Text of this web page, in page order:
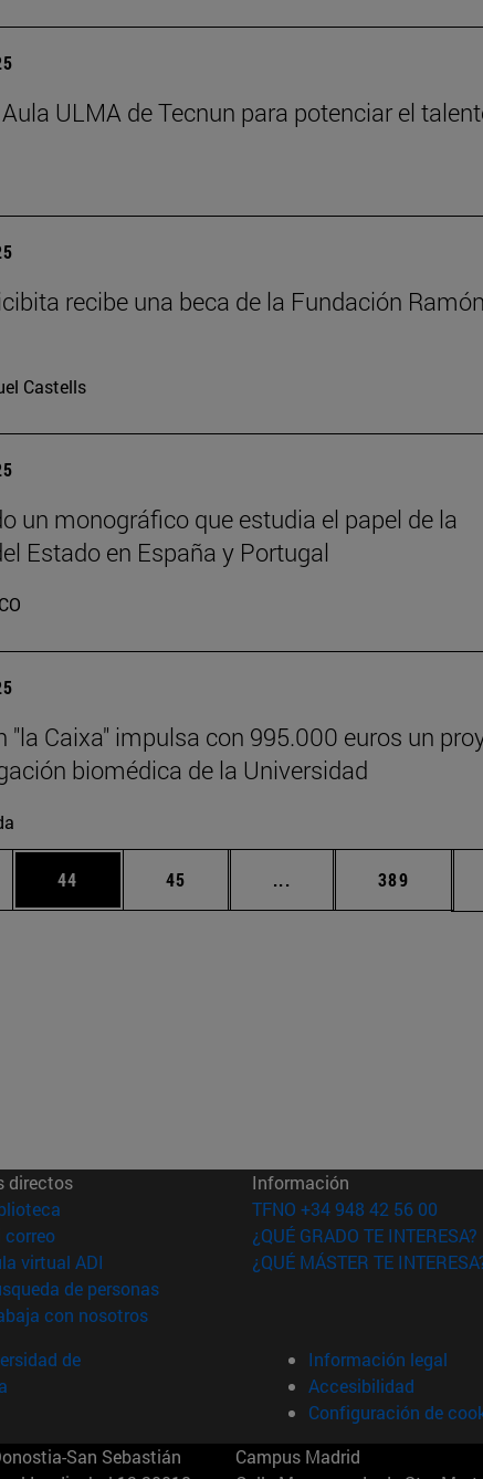
ULMA de Tecnun para potenciar el
recibe una beca de la Fundación
Castells
un monográfico que estudia el papel de la
Estado en España y Portugal
"la Caixa" impulsa con 995.000 euros un
biomédica de la Universidad
Use TAB para desplazarse.
Página
44 Página
45 ... Páginas intermedias
Página
389
directos
(abre en nueva ventana)
correo(abre en nueva ventana)
virtual ADI (abre en nueva ventana)
de personas(abre en nueva ventana)
con nosotros(abre en nueva ventana)
Información
TFNO +34 948 42 56 00
¿QUÉ GRADO TE INTERESA?
¿QUÉ MÁSTER TE
de
Información legal
Accesibilidad
Configuración de
San Sebastián
Campus Madrid